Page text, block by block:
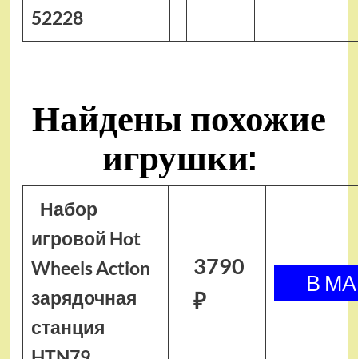
52228
Найдены похожие
игрушки:
Набор
игровой Hot
Wheels Action
зарядочная
станция
3790
₽